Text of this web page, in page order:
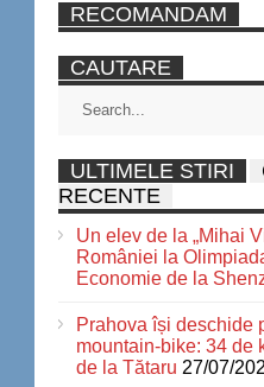
RECOMANDAM
CAUTARE
ULTIMELE STIRI
RECENTE
Un elev de la „Mihai
României la
Economie de la
Prahova își deschide
mountain-bike: 34 de
de la Tătaru 27/07/